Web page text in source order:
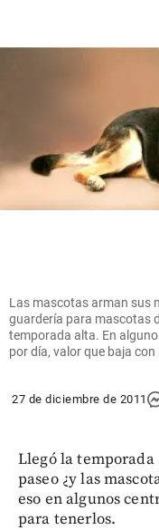
Las mascotas arman sus
guardería para mascotas
temporada alta. En
por día, valor que baja
27 de diciembre de 2011
Llegó la temporada
paseo ¿y las
eso en algunos
para tenerlos.